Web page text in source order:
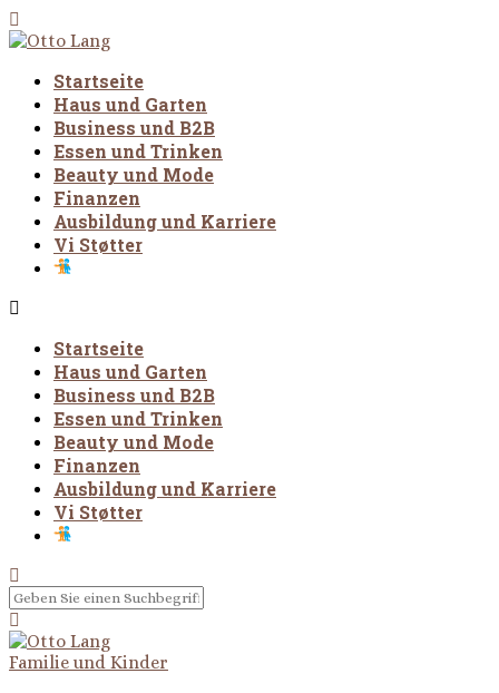
Startseite
Haus und Garten
Business und B2B
Essen und Trinken
Beauty und Mode
Finanzen
Ausbildung und Karriere
Vi Støtter
Startseite
Haus und Garten
Business und B2B
Essen und Trinken
Beauty und Mode
Finanzen
Ausbildung und Karriere
Vi Støtter
Familie und Kinder